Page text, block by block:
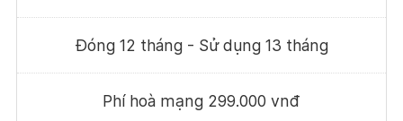
Đóng 12 tháng - Sử dụng 13 tháng
Phí hoà mạng 299.000 vnđ